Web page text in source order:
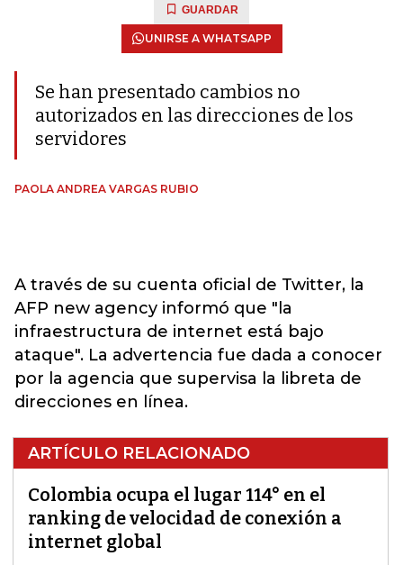
GUARDAR
UNIRSE A WHATSAPP
Se han presentado cambios no
autorizados en las direcciones de los
servidores
PAOLA ANDREA VARGAS RUBIO
A través de su cuenta oficial de Twitter, la
AFP new agency informó que "la
infraestructura de internet está bajo
ataque". La advertencia fue dada a conocer
por la agencia que supervisa la libreta de
direcciones en línea.
ARTÍCULO RELACIONADO
Colombia ocupa el lugar 114° en el
ranking de velocidad de conexión a
internet global